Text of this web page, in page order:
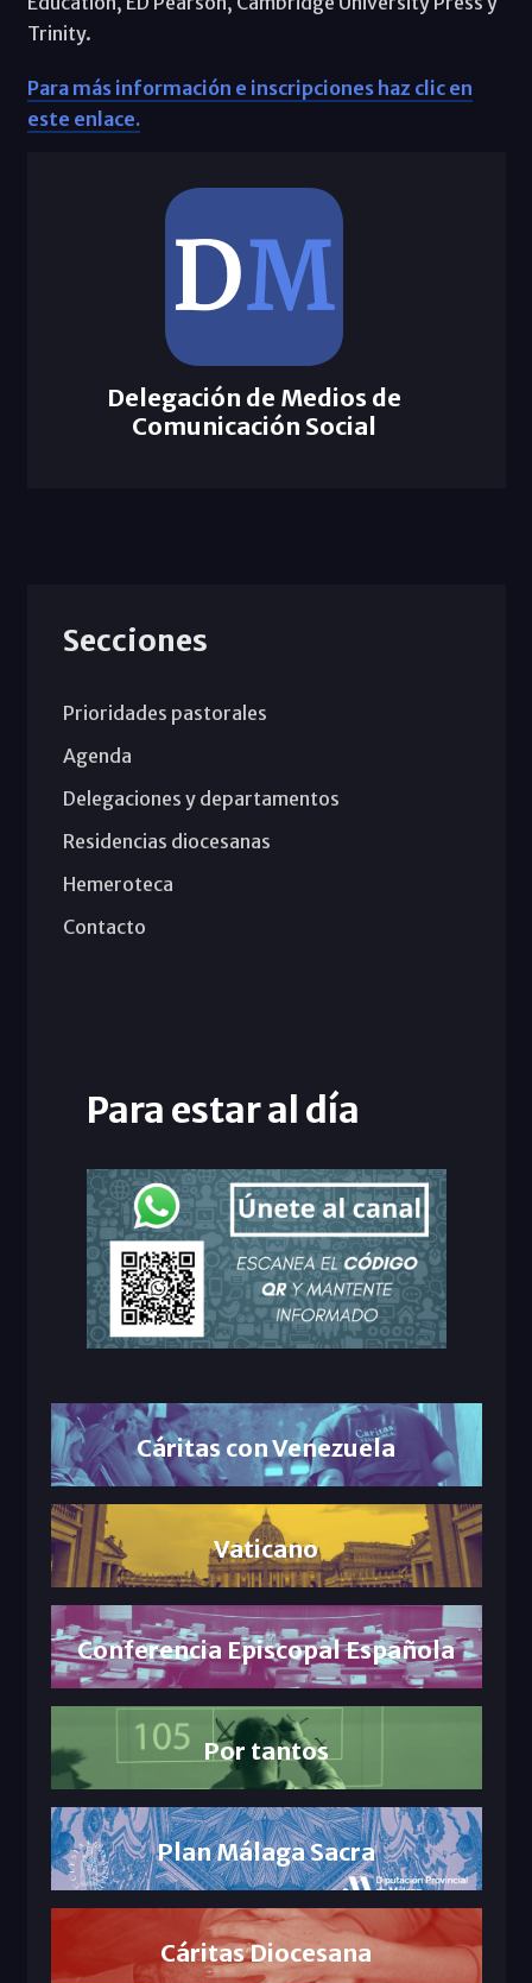
Trinity.
Para más información e inscripciones haz clic en
este enlace.
Delegación de Medios de
Comunicación Social
Secciones
Prioridades pastorales
Agenda
Delegaciones y departamentos
Residencias diocesanas
Hemeroteca
Contacto
Para estar al día
Cáritas con Venezuela
Vaticano
Conferencia Episcopal Española
Por tantos
Plan Málaga Sacra
Cáritas Diocesana